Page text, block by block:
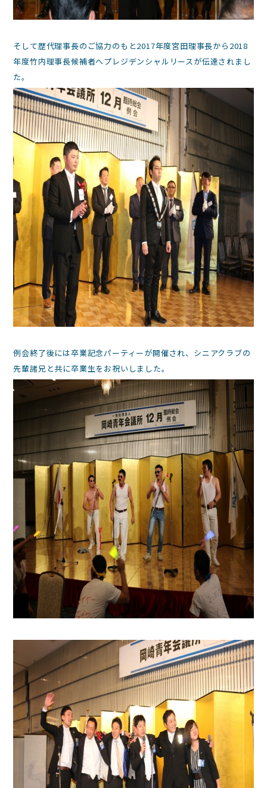
そして歴代理事長のご協力のもと2017年度宮田理事長から2018
年度竹内理事長候補者へプレジデンシャルリースが伝達されまし
た。
例会終了後には卒業記念パーティーが開催され、シニアクラブの
先輩諸兄と共に卒業生をお祝いしました。